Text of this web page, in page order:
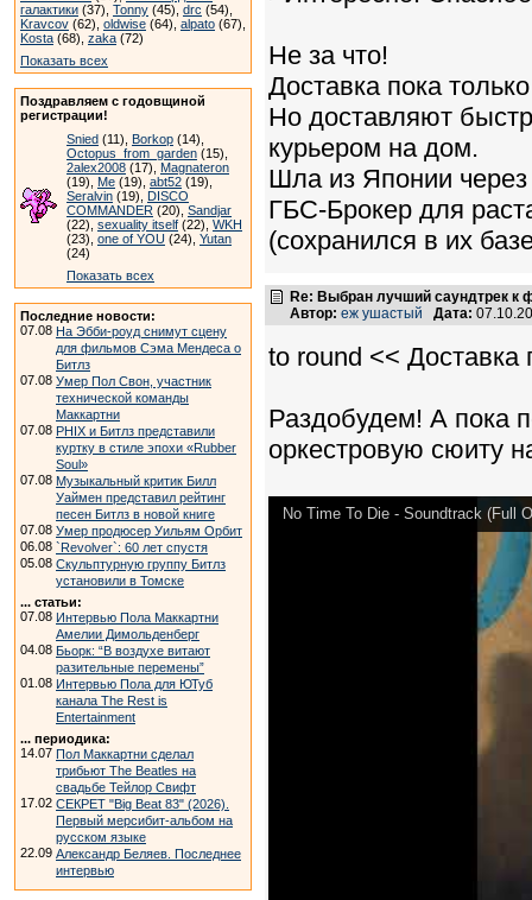
галактики (37), Tonny (45), drc (54),
Kravcov (62), oldwise (64), alpato (67),
Kosta (68), zaka (72)
Показать всех
Поздравляем с годовщиной
регистрации!
Snied (11), Borkop (14),
Octopus_from_garden (15),
2alex2008 (17), Magnateron
(19), Me (19), abt52 (19),
Seralvin (19), DISCO
COMMANDER (20), Sandjar
(22), sexuality itself (22), WKH
(23), one of YOU (24), Yutan
(24)
Показать всех
Последние новости:
07.08 На Эбби-роуд снимут сцену
для фильмов Сэма Мендеса о
Битлз
07.08 Умер Пол Свон, участник
технической команды
Маккартни
07.08 PHIX и Битлз представили
куртку в стиле эпохи «Rubber
Soul»
07.08 Музыкальный критик Билл
Уаймен представил рейтинг
песен Битлз в новой книге
07.08 Умер продюсер Уильям Орбит
06.08 `Revolver`: 60 лет спустя
05.08 Скульптурную группу Битлз
установили в Томске
... статьи:
07.08 Интервью Пола Маккартни
Амелии Димольденберг
04.08 Бьорк: “В воздухе витают
разительные перемены”
01.08 Интервью Пола для ЮТуб
канала The Rest is
Entertainment
... периодика:
14.07 Пол Маккартни сделал
трибьют The Beatles на
свадьбе Тейлор Свифт
17.02 СЕКРЕТ "Big Beat 83" (2026).
Первый мерсибит-альбом на
русском языке
22.09 Александр Беляев. Последнее
интервью
Не за что!
Доставка пока
Но доставляют
курьером на дом.
Шла из Японии
ГБС-Брокер для
(сохранился в их
Re: Выбран лучший саундтрек
Автор: еж ушастый Дата:
to round << Доставка
Раздобудем! А пока
оркестровую сюиту
No Time To Die - Soundtrack (Full